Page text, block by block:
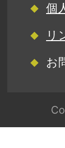
個
リ
お